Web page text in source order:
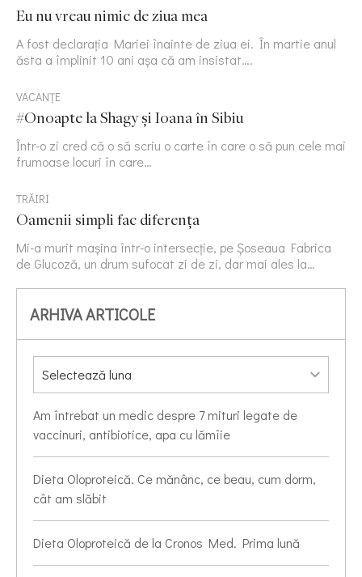
Eu nu vreau nimic de ziua mea
A fost declarația Mariei înainte de ziua ei. În martie anul
ăsta a împlinit 10 ani așa că am insistat….
VACANȚE
#Onoapte la Shagy și Ioana în Sibiu
Într-o zi cred că o să scriu o carte în care o să pun cele mai
frumoase locuri în care…
TRĂIRI
Oamenii simpli fac diferența
Mi-a murit mașina într-o intersecție, pe Șoseaua Fabrica
de Glucoză, un drum sufocat zi de zi, dar mai ales la…
ARHIVA ARTICOLE
Am întrebat un medic despre 7 mituri legate de
vaccinuri, antibiotice, apa cu lămîie
Dieta Oloproteică. Ce mănânc, ce beau, cum dorm,
cât am slăbit
Dieta Oloproteică de la Cronos Med. Prima lună